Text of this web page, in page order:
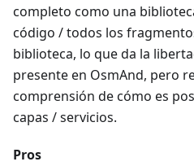
completo como una
código / todos los
biblioteca, lo que da la
presente en OsmAnd, pero
comprensión de cómo es
capas / servicios.
Pros